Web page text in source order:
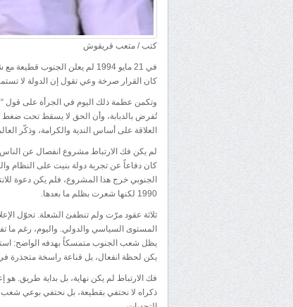
كتب / متعب قريقوش
في 21 مايو 1994 لم يعلن
كان القرار صرخة وعي تقول إن الدولة لا
وتكمن عظمة ذلك اليوم في الجرأة على قول
تُفرض بالدبابة، وأن الحق لا يسقط تحت ضغط
العلاقة على أساس الندية والكرامة، وذكّر
لم يكن فك الارتباط مشروع انفصال عن
كان دفاعاً عن تجربة دولة بنيت على النظام
الجنوبي خرج هذا المشروع، فلم يكن دعوة
1990 لكنها شعرت بظلم ما بعدها.
ثلاثة عقود مرّت ولم تنطفئ الشعلة. تحوّل
المستوى السياسي والدولي. واليوم، رغم ما
يظل شعب الجنوب متمسكاً بهدفه الواضح:
يكن لحظة انفعال، بل قناعة راسخة متجذرة
فك الارتباط لم يكن نهاية، بل بداية طريق.
ذكراه لا نحتفي بقطيعة، بل نحتفي بوعي